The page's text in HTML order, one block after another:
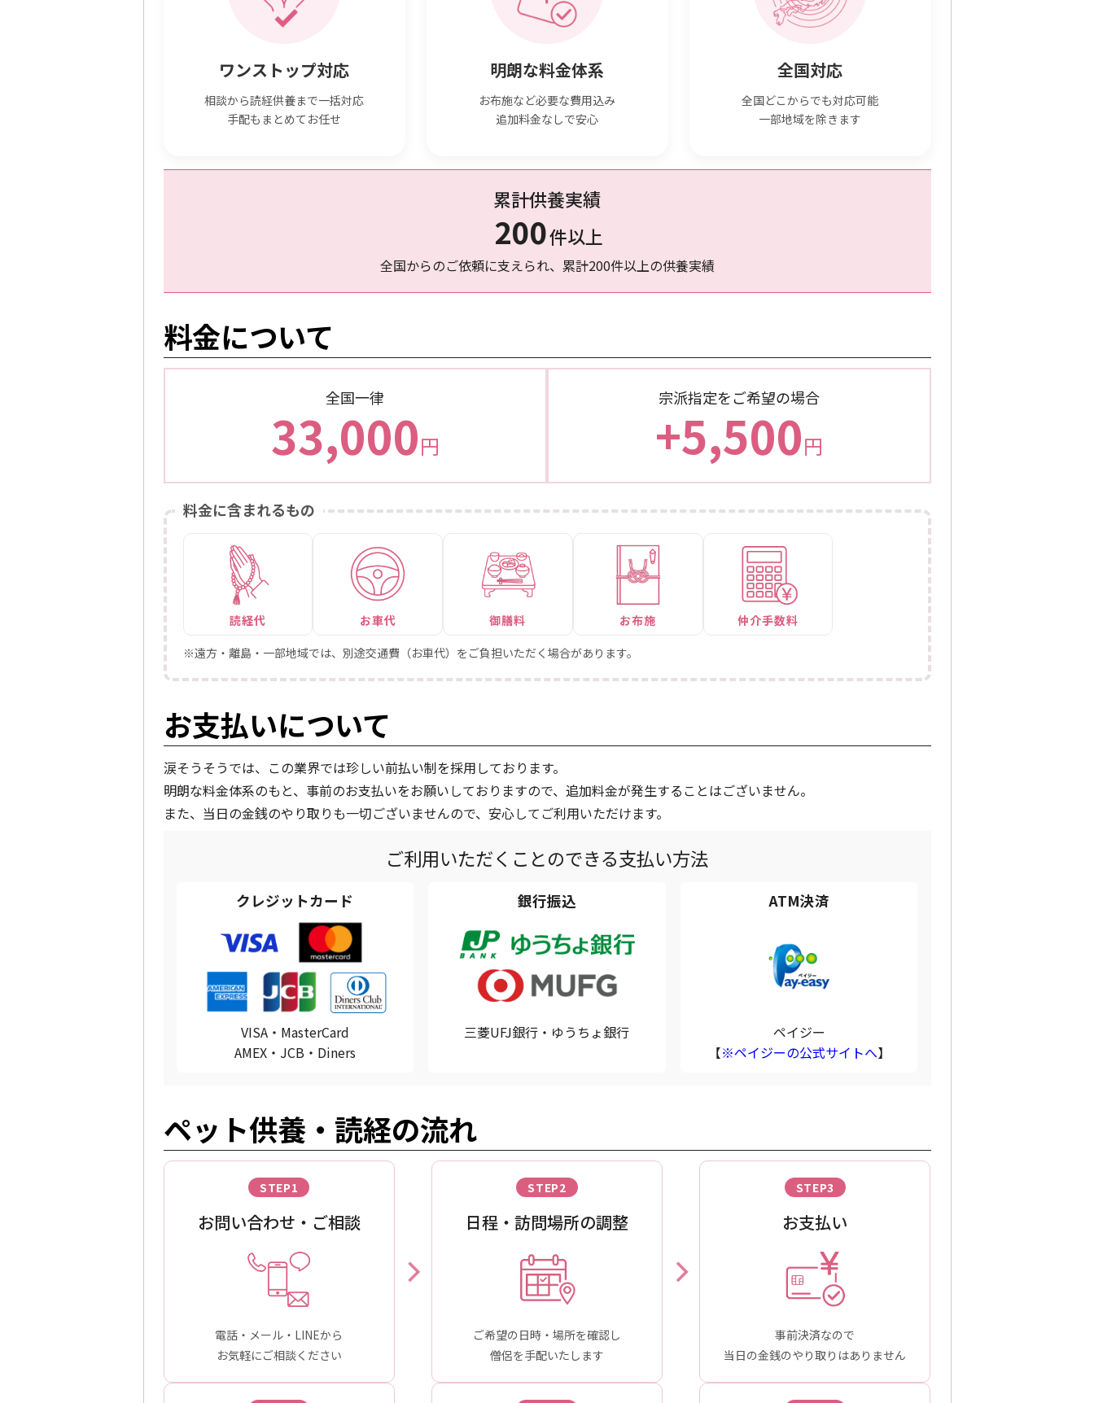
ワンストップ対応
相談から読経供養まで一括対応
手配もまとめてお任せ
明朗な料金体系
お布施など必要な費用込み
追加料金なしで安心
全国対応
全国どこからでも対応可能
一部地域を除きます
累計供養実績
200件以上
全国からのご依頼に支えられ、累計200件以上の供養実績
料金について
全国一律
33,000円
宗派指定をご希望の場合
+5,500円
料金に含まれるもの
読経代 お車代 御膳料 お布施
仲介手数料
※遠方・離島・一部地域では、別途交通費（お車代）をご負担いただく場合があります。
お支払いについて
涙そうそうでは、この業界では珍しい前払い制を採用しております。
明朗な料金体系のもと、事前のお支払いをお願いしておりますので、追加料金が発生することはございません。
また、当日の金銭のやり取りも一切ございませんので、安心してご利用いただけます。
ご利用いただくことのできる支払い方法
クレジットカード
VISA・MasterCard
AMEX・JCB・Diners
銀行振込
三菱UFJ銀行・ゆうちょ銀行
ATM決済
ペイジー
【※ペイジーの公式サイトへ】
ペット供養・読経の流れ
STEP1
お問い合わせ・ご相談
電話・メール・LINEから
お気軽にご相談ください
STEP2
日程・訪問場所の調整
ご希望の日時・場所を確認し
僧侶を手配いたします
STEP3
お支払い
事前決済なので
当日の金銭のやり取りはありません